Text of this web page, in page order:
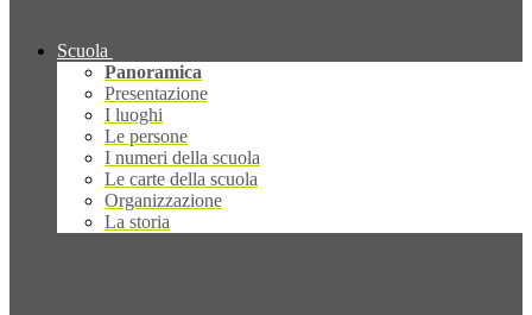
Scuola
Panoramica
Presentazione
I luoghi
Le persone
I numeri della scuola
Le carte della scuola
Organizzazione
La storia